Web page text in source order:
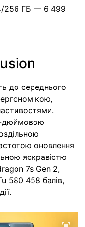
256 ГБ — 6 499
до середнього
дюймовою
оновлення
яскравістю
7s Gen 2,
580 458 балів,